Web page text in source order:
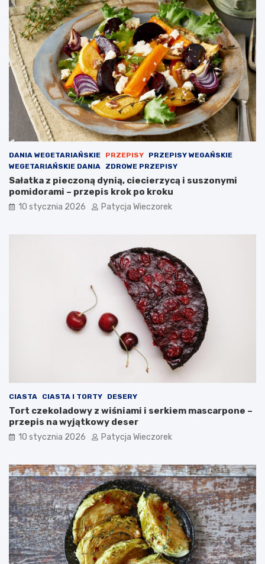
DANIA WEGETARIAŃSKIE PRZEPISY
PRZEPISY WEGAŃSKIE
WEGETARIAŃSKIE DANIA
ZDROWE PRZEPISY
Sałatka z pieczoną dynią, ciecierzycą i suszonymi
pomidorami – przepis krok po kroku
10 stycznia 2026 Patycja Wieczorek
CIASTA CIASTA I TORTY DESERY
Tort czekoladowy z wiśniami i serkiem mascarpone –
przepis na wyjątkowy deser
10 stycznia 2026 Patycja Wieczorek